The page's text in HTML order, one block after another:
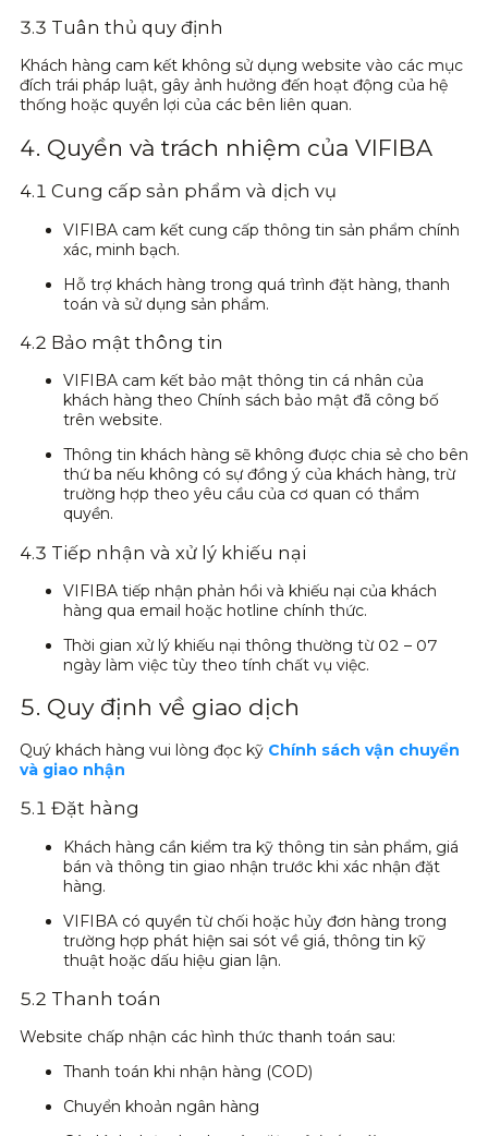
3.3 Tuân thủ quy định
Khách hàng cam kết không sử dụng website vào các mục
đích trái pháp luật, gây ảnh hưởng đến hoạt động của hệ
thống hoặc quyền lợi của các bên liên quan.
4. Quyền và trách nhiệm của VIFIBA
4.1 Cung cấp sản phẩm và dịch vụ
VIFIBA cam kết cung cấp thông tin sản phẩm chính
xác, minh bạch.
Hỗ trợ khách hàng trong quá trình đặt hàng, thanh
toán và sử dụng sản phẩm.
4.2 Bảo mật thông tin
VIFIBA cam kết bảo mật thông tin cá nhân của
khách hàng theo Chính sách bảo mật đã công bố
trên website.
Thông tin khách hàng sẽ không được chia sẻ cho bên
thứ ba nếu không có sự đồng ý của khách hàng, trừ
trường hợp theo yêu cầu của cơ quan có thẩm
quyền.
4.3 Tiếp nhận và xử lý khiếu nại
VIFIBA tiếp nhận phản hồi và khiếu nại của khách
hàng qua email hoặc hotline chính thức.
Thời gian xử lý khiếu nại thông thường từ 02 – 07
ngày làm việc tùy theo tính chất vụ việc.
5. Quy định về giao dịch
Quý khách hàng vui lòng đọc kỹ Chính sách vận chuyển
và giao nhận
5.1 Đặt hàng
Khách hàng cần kiểm tra kỹ thông tin sản phẩm, giá
bán và thông tin giao nhận trước khi xác nhận đặt
hàng.
VIFIBA có quyền từ chối hoặc hủy đơn hàng trong
trường hợp phát hiện sai sót về giá, thông tin kỹ
thuật hoặc dấu hiệu gian lận.
5.2 Thanh toán
Website chấp nhận các hình thức thanh toán sau:
Thanh toán khi nhận hàng (COD)
Chuyển khoản ngân hàng